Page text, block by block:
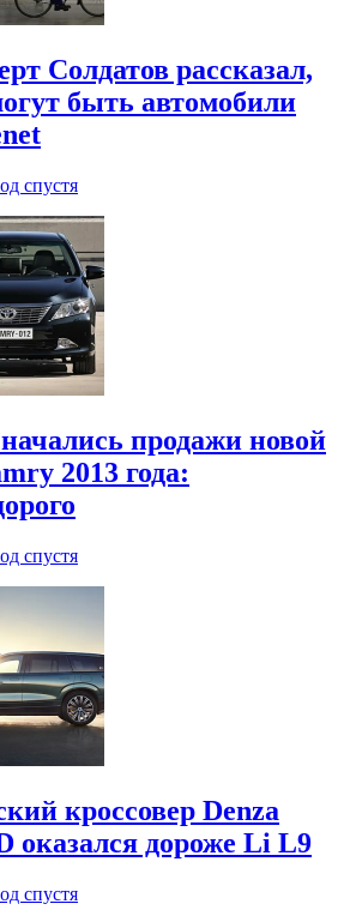
Солдатов рассказал,
быть автомобили
спустя
продажи новой
2013 года:
спустя
кроссовер Denza
оказался дороже Li L9
спустя